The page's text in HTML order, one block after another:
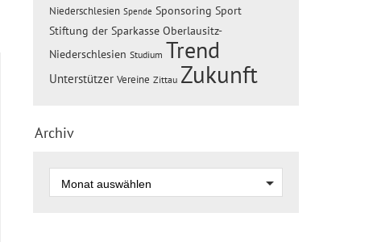
Niederschlesien Spende Sponsoring Sport
Stiftung der Sparkasse Oberlausitz-
Niederschlesien Studium Trend
Unterstützer Vereine Zittau Zukunft
Archiv